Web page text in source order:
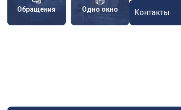
Обращения Одно окно Контакты